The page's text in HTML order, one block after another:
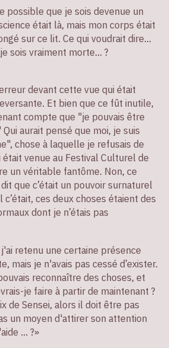
possible que je sois devenue un
était là, mais mon corps était
sur ce lit. Ce qui voudrait dire...
sois vraiment morte... ?
devant cette vue qui était
Et bien que ce fût inutile,
compte que "je pouvais être
aurait pensé que moi, je suis
chose à laquelle je refusais de
venue au Festival Culturel de
un véritable fantôme. Non, ce
que c’était un pouvoir surnaturel
ces deux choses étaient des
dont je n’étais pas
retenu une certaine présence
mais je n'avais pas cessé d’exister.
reconnaître des choses, et
je faire à partir de maintenant ?
de Sensei, alors il doit être pas
un moyen d'attirer son attention
... ?»